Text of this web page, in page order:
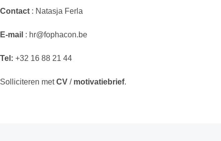
Contact : Natasja Ferla
E-mail : hr@fophacon.be
Tel: +32 16 88 21 44
Solliciteren metCV / motivatiebrief.